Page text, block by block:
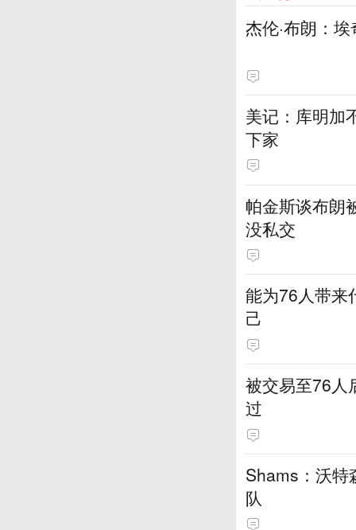
杰伦·布朗：
美记：库明加
下家
帕金斯谈布朗
没私交
能为76人带来
己
被交易至76人
过
Shams：沃特
队